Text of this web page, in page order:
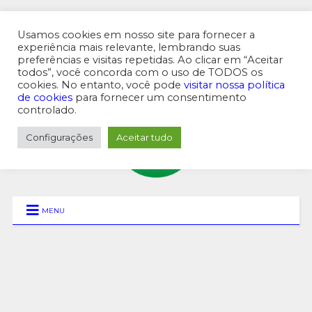
MENU SUPERIOR
MENU
Usamos cookies em nosso site para fornecer a
experiência mais relevante, lembrando suas
preferências e visitas repetidas. Ao clicar em “Aceitar
todos”, você concorda com o uso de TODOS os
cookies. No entanto, você pode visitar nossa política
de cookies para fornecer um consentimento
controlado.
Configurações Aceitar tudo